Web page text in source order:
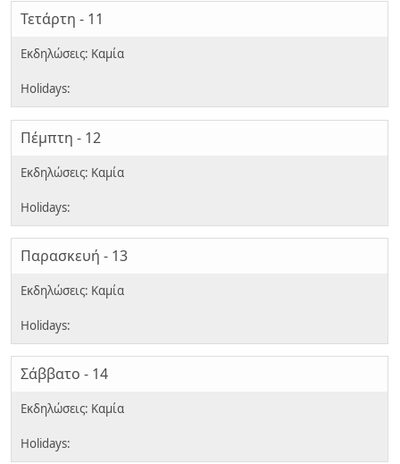
Τετάρτη - 11
Πέμπτη - 12
Παρασκευή - 13
Σάββατο - 14